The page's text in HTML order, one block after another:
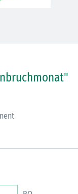
Berufsleben